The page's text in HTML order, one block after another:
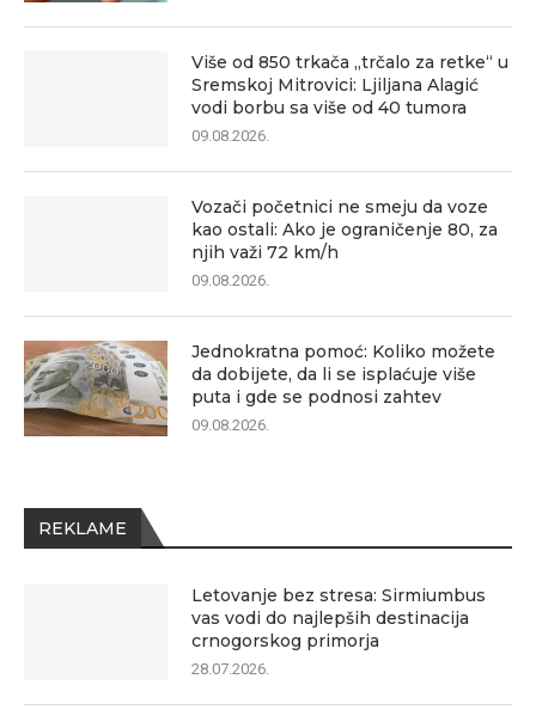
Više od 850 trkača „trčalo za retke“ u
Sremskoj Mitrovici: Ljiljana Alagić
vodi borbu sa više od 40 tumora
09.08.2026.
Vozači početnici ne smeju da voze
kao ostali: Ako je ograničenje 80, za
njih važi 72 km/h
09.08.2026.
Jednokratna pomoć: Koliko možete
da dobijete, da li se isplaćuje više
puta i gde se podnosi zahtev
09.08.2026.
REKLAME
Letovanje bez stresa: Sirmiumbus
vas vodi do najlepših destinacija
crnogorskog primorja
28.07.2026.